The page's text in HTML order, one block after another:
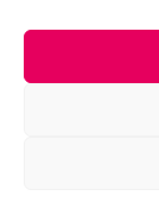
Società soggetta